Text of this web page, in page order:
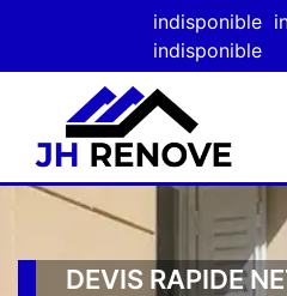
indisponible
indisponible
DEVIS RAPIDE